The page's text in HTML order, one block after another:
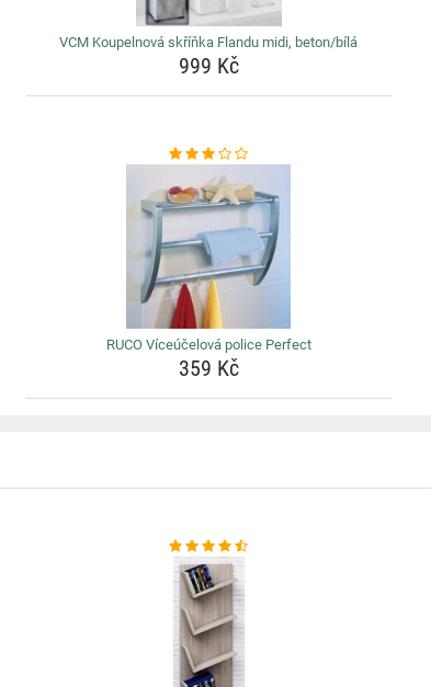
VCM Koupelnová skříňka Flandu midi, beton/bílá
999 Kč
RUCO Víceúčelová police Perfect
359 Kč